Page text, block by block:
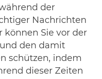
der
Nachrichten
können Sie vor der
den damit
schützen, indem
dieser Zeiten